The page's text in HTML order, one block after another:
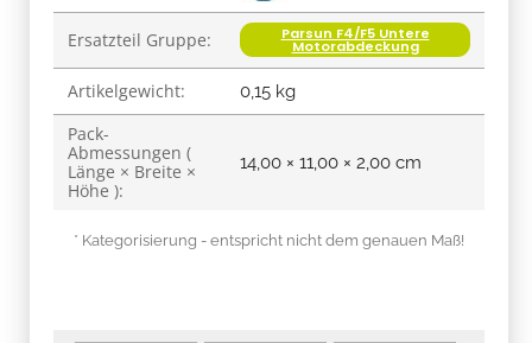
Ersatzteil Gruppe: Parsun F4/F5 Untere
Motorabdeckung
Artikelgewicht: 0,15 kg
Pack-
Abmessungen (
Länge × Breite ×
Höhe ):
14,00 × 11,00 × 2,00 cm
* Kategorisierung - entspricht nicht dem genauen Maß!